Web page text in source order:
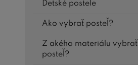
Detské postele
Ako vybrať posteľ?
Z akého materiálu vybrať
posteľ?